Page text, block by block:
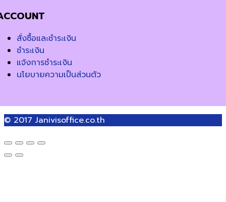
สั่งซื้อและชำระเงิน
ชำระเงิน
แจ้งการชำระเงิน
นโยบายความเป็นส่วนตัว
© 2017 Janivisoffice.co.th